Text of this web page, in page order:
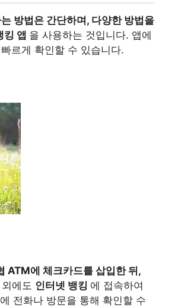
방법은 간단하며, 다양한 방법을
킹 앱 을 사용하는 것입니다. 앱에
르게 확인할 수 있습니다.
ATM에 체크카드를 삽입한 뒤,
에도 인터넷 뱅킹 에 접속하여
에 전화나 방문을 통해 확인할 수